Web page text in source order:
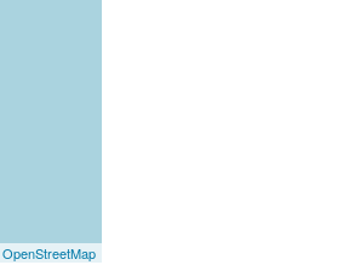
OpenStreetMap